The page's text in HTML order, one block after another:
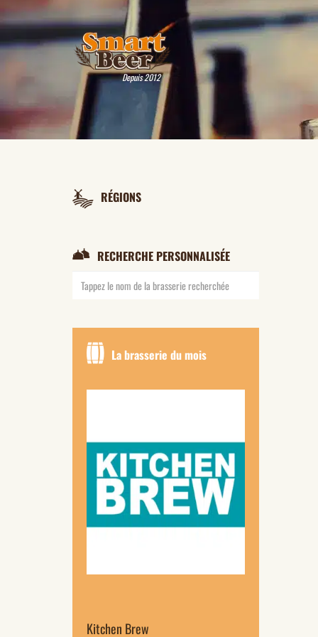
Depuis 2012
RÉGIONS
RECHERCHE PERSONNALISÉE
La brasserie du mois
Kitchen Brew